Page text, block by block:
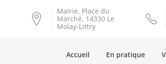
Mairie, Place du
Marché, 14330 Le
Molay-Littry
Accueil En pratique